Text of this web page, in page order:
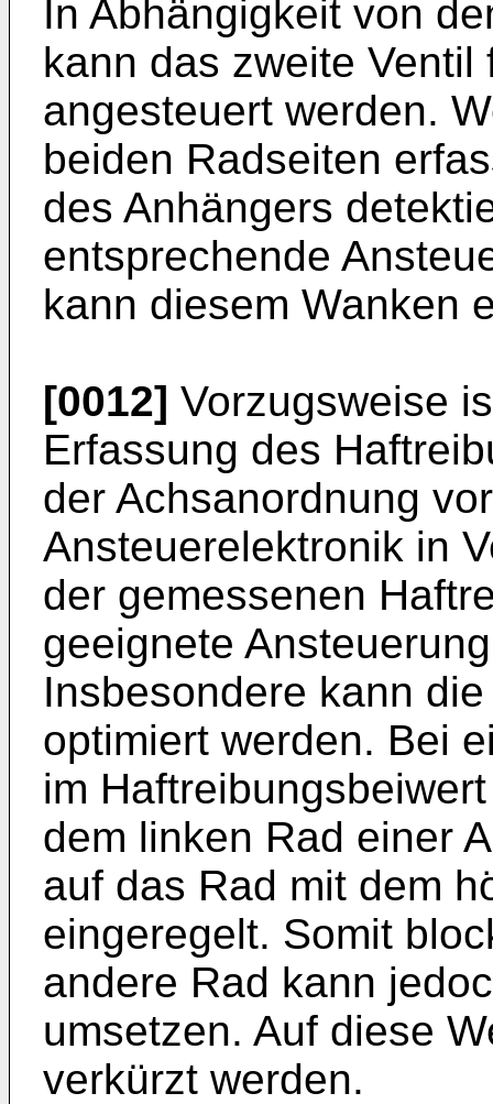
In Abhängigkeit von
kann das zweite
angesteuert werden.
beiden Radseiten
des Anhängers
entsprechende
kann diesem Wanken
[0012] Vorzugsweise
Erfassung des
der Achsanordnung
Ansteuerelektronik in
der gemessenen
geeignete
Insbesondere kann
optimiert werden. Bei
im
dem linken Rad einer
auf das Rad mit dem
eingeregelt. Somit
andere Rad kann
umsetzen. Auf diese
verkürzt werden.